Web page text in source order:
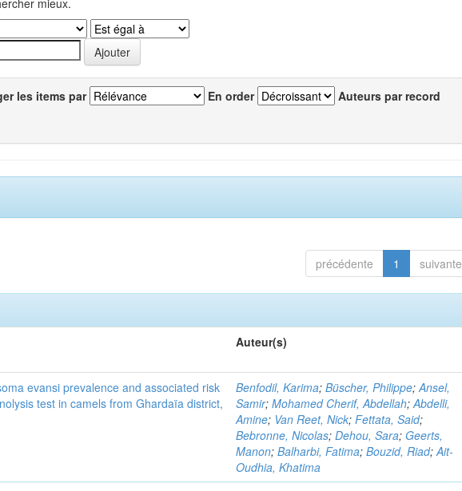
mieux.
les items par En order Auteurs par record
précédente 1 suivante
Auteur(s)
evansi prevalence and associated risk
test in camels from Ghardaïa district,
Benfodil, Karima;Büscher, Philippe;Ansel,
Samir;Mohamed Cherif, Abdellah;Abdelli,
Amine; Van Reet, Nick;Fettata, Said;
Bebronne, Nicolas;Dehou, Sara; Geerts,
Manon;Balharbi, Fatima;Bouzid, Riad;Ait-
Oudhia, Khatima